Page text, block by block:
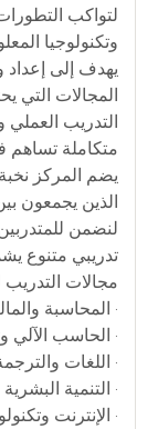
لتواكب
وتكنولوجيا
يهدف إلى إعداد
المجالات التي
التدريب العملي
متكاملة تساهم
يضم المركز
الذين يجمعون
لنضمن
تدريبي متنوع
مجالات التدريب
• المحاسبة
• الحاسب الآلي
• اللغات
• التنمية
• الإنترنت